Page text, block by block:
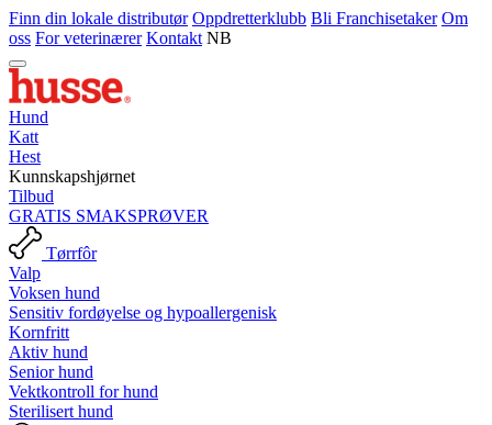
Finn din lokale distributør Oppdretterklubb Bli Franchisetaker Om
oss For veterinærer Kontakt NB
Hund
Katt
Hest
Kunnskapshjørnet
Tilbud
GRATIS SMAKSPRØVER
Tørrfôr
Valp
Voksen hund
Sensitiv fordøyelse og hypoallergenisk
Kornfritt
Aktiv hund
Senior hund
Vektkontroll for hund
Sterilisert hund